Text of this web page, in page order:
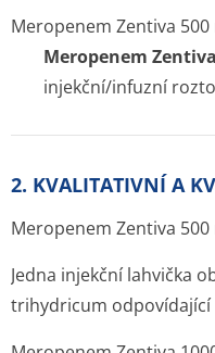
Meropenem Zentiva 500
Meropenem
injekční/infuz­ní
2. KVALITATIVNÍ A
Meropenem Zentiva 500
Jedna injekční lahvička
trihydricum